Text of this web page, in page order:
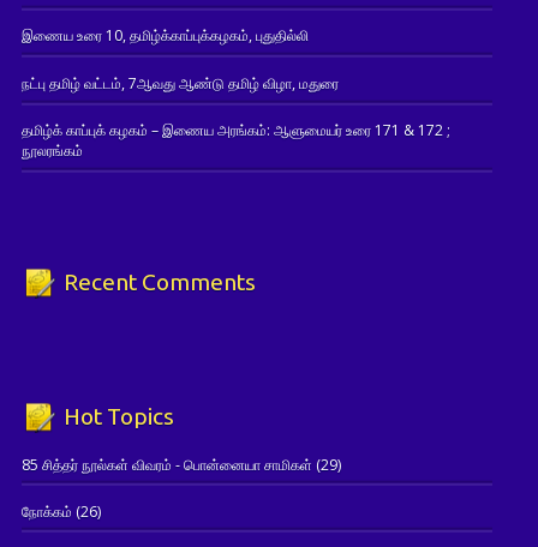
இணைய உரை 10, தமிழ்க்காப்புக்கழகம், புதுதில்லி
நட்பு தமிழ் வட்டம், 7ஆவது ஆண்டு தமிழ் விழா, மதுரை
தமிழ்க் காப்புக் கழகம் – இணைய அரங்கம்: ஆளுமையர் உரை 171 & 172 ;
நூலரங்கம்
Recent Comments
Hot Topics
85 சித்தர் நூல்கள் விவரம் - பொன்னையா சாமிகள் (29)
நோக்கம் (26)